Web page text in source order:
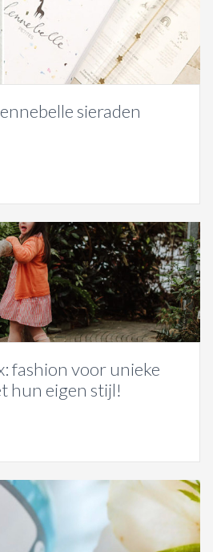
sieraden
fashion voor unieke
hun eigen stijl!